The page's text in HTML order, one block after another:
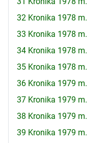
32 Kronika 1978 m.
33 Kronika 1978 m.
34 Kronika 1978 m.
35 Kronika 1978 m.
36 Kronika 1979 m.
37 Kronika 1979 m.
38 Kronika 1979 m.
39 Kronika 1979 m.